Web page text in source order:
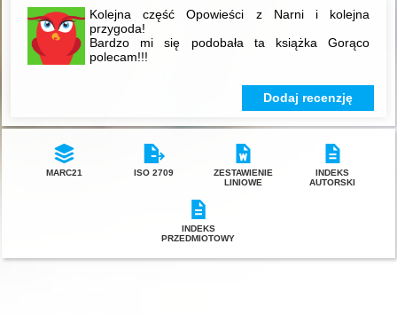
Kolejna część Opowieści z Narni i kolejna
przygoda!
Bardzo mi się podobała ta książka Gorąco
polecam!!!
Dodaj recenzję
MARC21 ISO 2709
ZESTAWIENIE
LINIOWE
INDEKS
AUTORSKI
INDEKS
PRZEDMIOTOWY